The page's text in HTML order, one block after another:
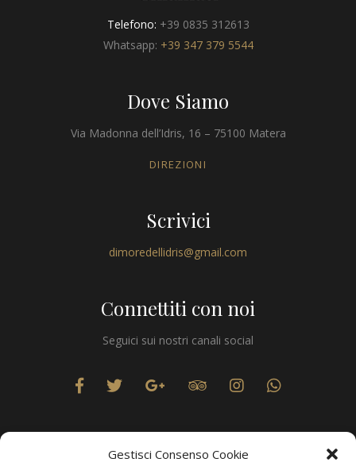
Gestisci Consenso Cookie
Telefono: +39 0835 312613
Whatsapp: +39 347 379 5544
Dove Siamo
Via Madonna dell’Idris, 16 – 75100 Matera
DIREZIONI
Scrivici
dimoredellidris@gmail.com
Connettiti con noi
Seguici sui nostri canali social